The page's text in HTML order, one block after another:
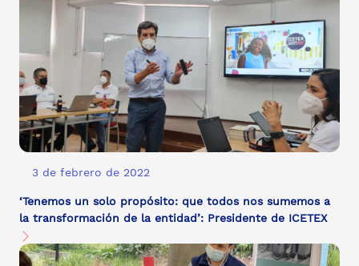
3 de febrero de 2022
‘Tenemos un solo propósito: que todos nos sumemos a
la transformación de la entidad’: Presidente de ICETEX